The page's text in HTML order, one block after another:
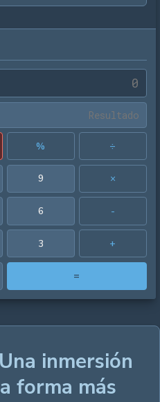
% ÷
9 ×
6 -
3 +
=
inmersión
forma más